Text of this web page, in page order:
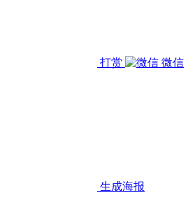
打赏
微信
生成海报